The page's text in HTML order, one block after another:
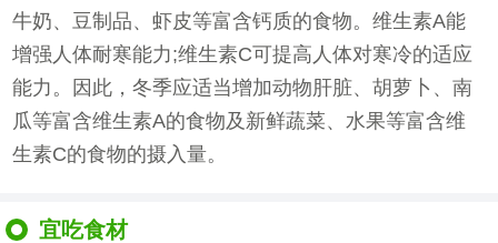
牛奶、豆制品、虾皮等富含钙质的食物。维生素A能
增强人体耐寒能力;维生素C可提高人体对寒冷的适应
能力。因此，冬季应适当增加动物肝脏、胡萝卜、南
瓜等富含维生素A的食物及新鲜蔬菜、水果等富含维
生素C的食物的摄入量。
宜吃食材